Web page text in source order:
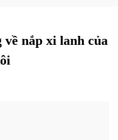
về nắp xi lanh của